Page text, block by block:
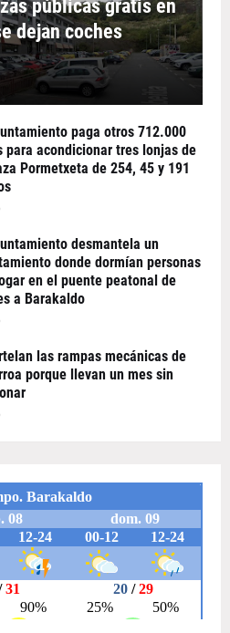
públicas gratis en
dejan coches
paga otros 712.000
para acondicionar tres lonjas de
Pormetxeta de 254, 45 y 191
desmantela un
donde dormían personas
en el puente peatonal de
a Barakaldo
las rampas mecánicas de
porque llevan un mes sin